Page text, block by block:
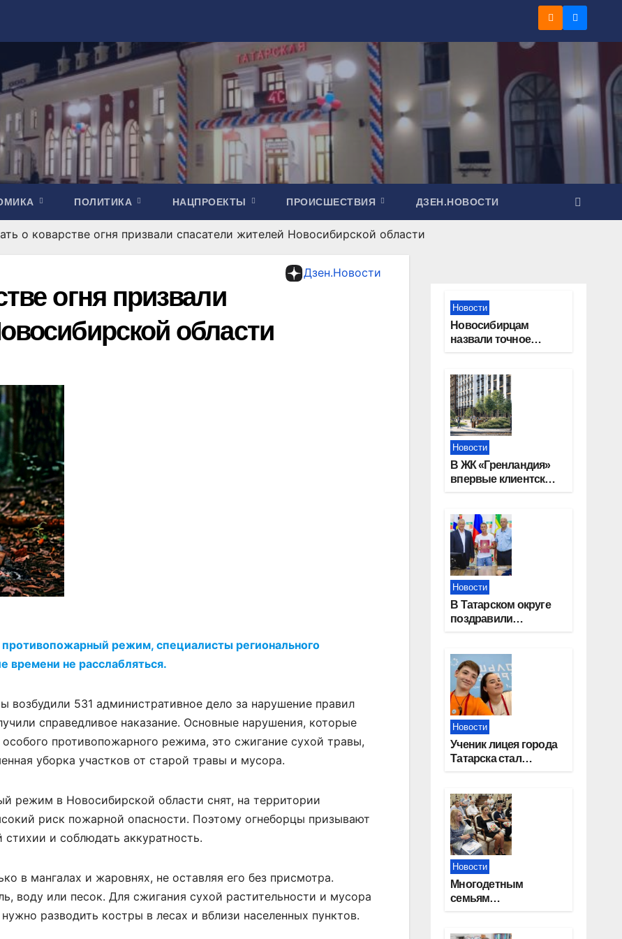
ПОЛИТИКА НАЦПРОЕКТЫ ПРОИСШЕСТВИЯ ДЗЕН.НОВОСТИ
о коварстве огня призвали спасатели жителей Новосибирской области
Дзен.Новости
огня призвали
области
режим, специалисты регионального
не расслабляться.
возбудили 531 административное дело за нарушение правил
справедливое наказание. Основные нарушения, которые
противопожарного режима, это сжигание сухой травы,
уборка участков от старой травы и мусора.
режим в Новосибирской области снят, на территории
риск пожарной опасности. Поэтому огнеборцы призывают
и соблюдать аккуратность.
в мангалах и жаровнях, не оставляя его без присмотра.
воду или песок. Для сжигания сухой растительности и мусора
разводить костры в лесах и вблизи населенных пунктов.
Новости
Новосибирцам
назвали точное
праздники в 2027
году
Новости
В ЖК «Гренландия»
впервые клиентские
группы компаний
«СОЮЗ»
Новости
В Татарском округе
поздравили
отрасли
Новости
Ученик лицея города
Татарска стал
Новости
Многодетным
семьям